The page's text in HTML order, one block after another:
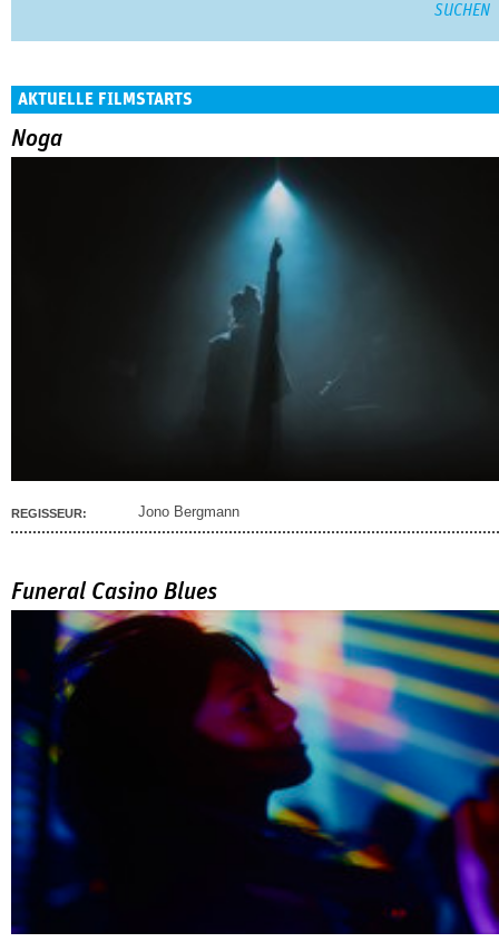
AKTUELLE FILMSTARTS
Noga
REGISSEUR: Jono Bergmann
Funeral Casino Blues